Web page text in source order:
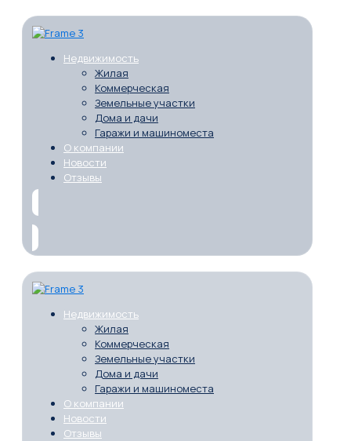
Недвижимость
Жилая
Коммерческая
Земельные участки
Дома и дачи
Гаражи и машиноместа
О компании
Новости
Отзывы
Недвижимость
Жилая
Коммерческая
Земельные участки
Дома и дачи
Гаражи и машиноместа
О компании
Новости
Отзывы